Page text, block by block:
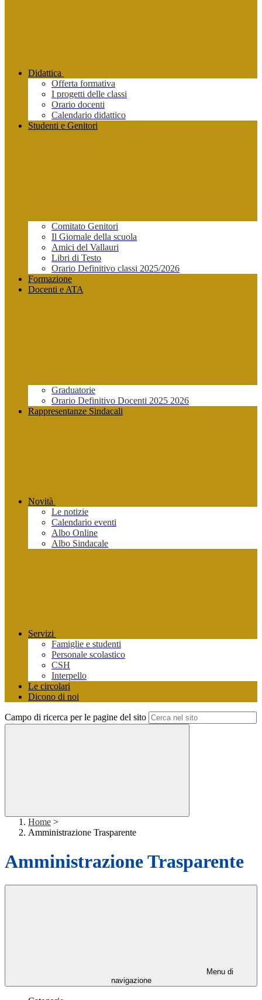
Didattica
Offerta formativa
I progetti delle classi
Orario docenti
Calendario didattico
Studenti e Genitori
Comitato Genitori
Il Giornale della scuola
Amici del Vallauri
Libri di Testo
Orario Definitivo classi 2025/2026
Formazione
Docenti e ATA
Graduatorie
Orario Definitivo Docenti 2025 2026
Rappresentanze Sindacali
Novità
Le notizie
Calendario eventi
Albo Online
Albo Sindacale
Servizi
Famiglie e studenti
Personale scolastico
CSH
Interpello
Le circolari
Dicono di noi
Campo di ricerca per le pagine del sito
Home >
Amministrazione Trasparente
Amministrazione Trasparente
Menu di
navigazione